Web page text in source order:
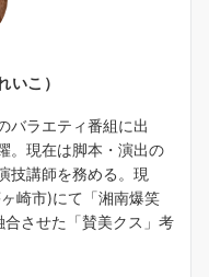
いこ）
バラエティ番組に出
。現在は脚本・演出の
技講師を務める。現
崎市)にて「湘南爆笑
させた「賛美クス」考